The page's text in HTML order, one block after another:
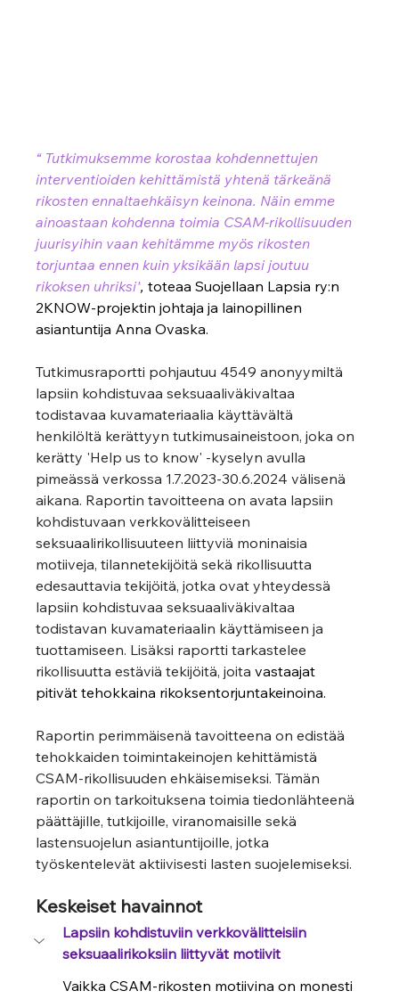
“ Tutkimuksemme korostaa kohdennettujen
interventioiden kehittämistä yhtenä tärkeänä
rikosten ennaltaehkäisyn keinona. Näin emme
ainoastaan kohdenna toimia CSAM-rikollisuuden
juurisyihin vaan kehitämme myös rikosten
torjuntaa ennen kuin yksikään lapsi joutuu
rikoksen uhriksi", toteaa Suojellaan Lapsia ry:n
2KNOW-projektin johtaja ja lainopillinen
asiantuntija Anna Ovaska.
Tutkimusraportti pohjautuu 4549 anonyymiltä
lapsiin kohdistuvaa seksuaaliväkivaltaa
todistavaa kuvamateriaalia käyttävältä
henkilöltä kerättyyn tutkimusaineistoon, joka on
kerätty 'Help us to know' -kyselyn avulla
pimeässä verkossa 1.7.2023-30.6.2024 välisenä
aikana. Raportin tavoitteena on avata lapsiin
kohdistuvaan verkkovälitteiseen
seksuaalirikollisuuteen liittyviä moninaisia
motiiveja, tilannetekijöitä sekä rikollisuutta
edesauttavia tekijöitä, jotka ovat yhteydessä
lapsiin kohdistuvaa seksuaaliväkivaltaa
todistavan kuvamateriaalin käyttämiseen ja
tuottamiseen. Lisäksi raportti tarkastelee
rikollisuutta estäviä tekijöitä, joita vastaajat
pitivät tehokkaina rikoksentorjuntakeinoina.
Raportin perimmäisenä tavoitteena on edistää
tehokkaiden toimintakeinojen kehittämistä
CSAM-rikollisuuden ehkäisemiseksi. Tämän
raportin on tarkoituksena toimia tiedonlähteenä
päättäjille, tutkijoille, viranomaisille sekä
lastensuojelun asiantuntijoille, jotka
työskentelevät aktiivisesti lasten suojelemiseksi.
Keskeiset havainnot
Lapsiin kohdistuviin verkkovälitteisiin
seksuaalirikoksiin liittyvät motiivit
Vaikka CSAM-rikosten motiivina on monesti